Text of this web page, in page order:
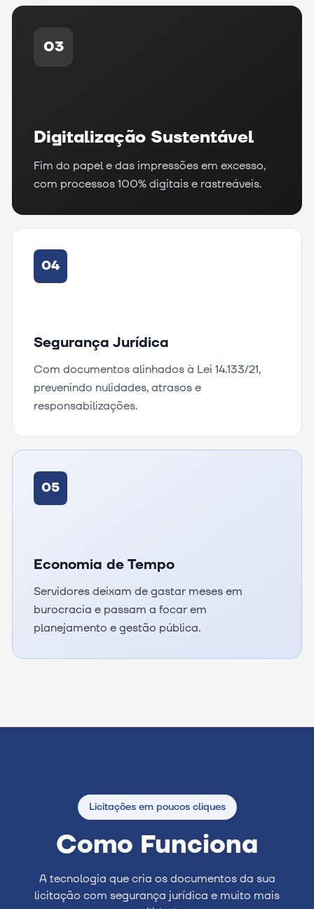
03
Digitalização Sustentável
Fim do papel e das impressões em excesso,
com processos 100% digitais e rastreáveis.
04
Segurança Jurídica
Com documentos alinhados à Lei 14.133/21,
prevenindo nulidades, atrasos e
responsabilizações.
05
Economia de Tempo
Servidores deixam de gastar meses em
burocracia e passam a focar em
planejamento e gestão pública.
Licitações em poucos cliques
Como Funciona
A tecnologia que cria os documentos da sua
licitação com segurança jurídica e muito mais